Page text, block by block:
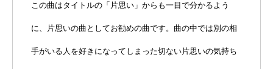
この曲はタイトルの「片思い」からも一目で分かるよう
に、片思いの曲としてお勧めの曲です。曲の中では別の相
手がいる人を好きになってしまった切ない片思いの気持ち